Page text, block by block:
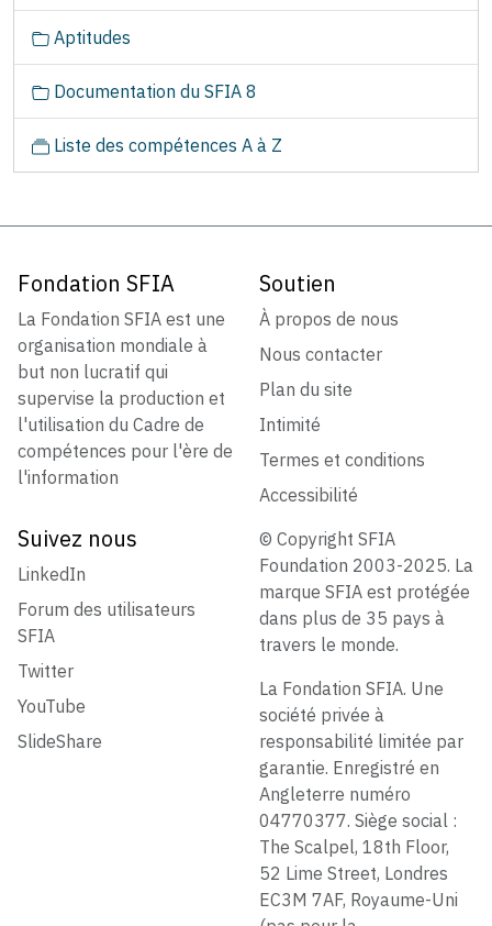
Aptitudes
Documentation du SFIA 8
Liste des compétences A à Z
Fondation SFIA
La Fondation SFIA est une
organisation mondiale à
but non lucratif qui
supervise la production et
l'utilisation du Cadre de
compétences pour l'ère de
l'information
Soutien
À propos de nous
Nous contacter
Plan du site
Intimité
Termes et conditions
Accessibilité
Suivez nous
LinkedIn
Forum des utilisateurs
SFIA
Twitter
YouTube
SlideShare
© Copyright SFIA
Foundation 2003-2025. La
marque SFIA est protégée
dans plus de 35 pays à
travers le monde.
La Fondation SFIA. Une
société privée à
responsabilité limitée par
garantie. Enregistré en
Angleterre numéro
04770377. Siège social :
The Scalpel, 18th Floor,
52 Lime Street, Londres
EC3M 7AF, Royaume-Uni